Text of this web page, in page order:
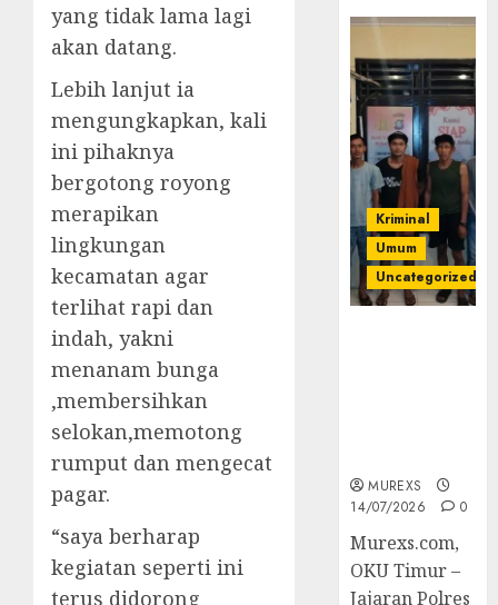
yang tidak lama lagi
akan datang.
Lebih lanjut ia
mengungkapkan, kali
ini pihaknya
bergotong royong
merapikan
lingkungan
kecamatan agar
terlihat rapi dan
indah, yakni
menanam bunga
,membersihkan
selokan,memotong
rumput dan mengecat
pagar.
“saya berharap
kegiatan seperti ini
terus didorong
Kriminal
Umum
Uncategorized
MUREXS
14/07/2026
0
Murexs.com,
OKU Timur –
Jajaran Polres